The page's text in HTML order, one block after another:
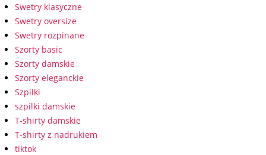
Swetry klasyczne
Swetry oversize
Swetry rozpinane
Szorty basic
Szorty damskie
Szorty eleganckie
Szpilki
szpilki damskie
T-shirty damskie
T-shirty z nadrukiem
tiktok